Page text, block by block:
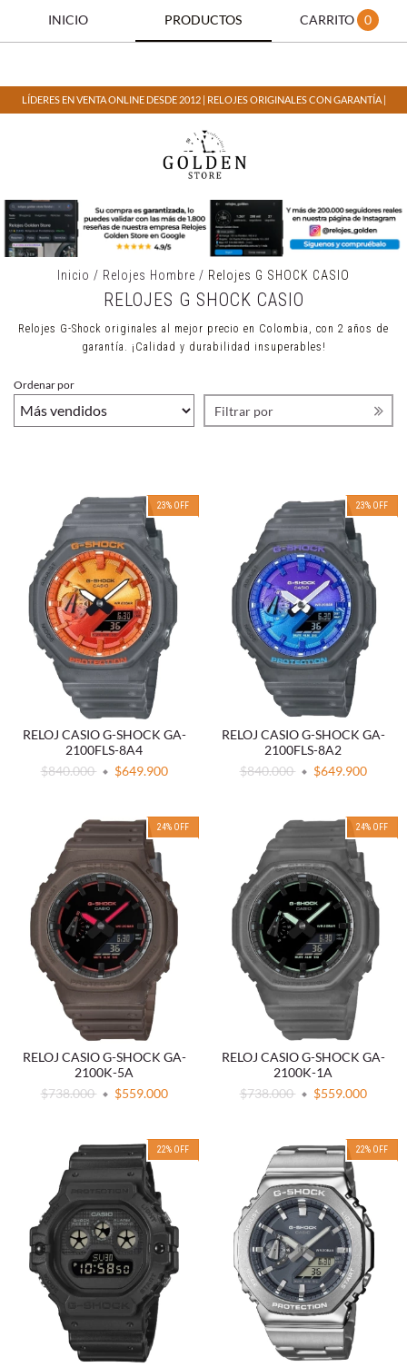
INICIO PRODUCTOS CARRITO 0
LÍDERES EN VENTA ONLINE DESDE 2012 | RELOJES ORIGINALES CON GARANTÍA |
Inicio / Relojes Hombre / Relojes G SHOCK CASIO
RELOJES G SHOCK CASIO
Relojes G-Shock originales al mejor precio en Colombia, con 2 años de
garantía. ¡Calidad y durabilidad insuperables!
Ordenar por
Filtrar por
23% OFF
RELOJ CASIO G-SHOCK GA-
2100FLS-8A4
$840.000
$649.900
23% OFF
RELOJ CASIO G-SHOCK GA-
2100FLS-8A2
$840.000
$649.900
24% OFF
RELOJ CASIO G-SHOCK GA-
2100K-5A
$738.000
$559.000
24% OFF
RELOJ CASIO G-SHOCK GA-
2100K-1A
$738.000
$559.000
22% OFF 22% OFF